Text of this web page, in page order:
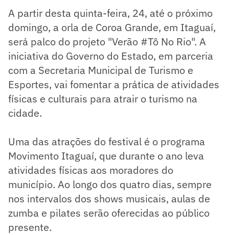
A partir desta quinta-feira, 24, até o próximo
domingo, a orla de Coroa Grande, em Itaguaí,
será palco do projeto "Verão #Tô No Rio". A
iniciativa do Governo do Estado, em parceria
com a Secretaria Municipal de Turismo e
Esportes, vai fomentar a prática de atividades
físicas e culturais para atrair o turismo na
cidade.
Uma das atrações do festival é o programa
Movimento Itaguaí, que durante o ano leva
atividades físicas aos moradores do
município. Ao longo dos quatro dias, sempre
nos intervalos dos shows musicais, aulas de
zumba e pilates serão oferecidas ao público
presente.